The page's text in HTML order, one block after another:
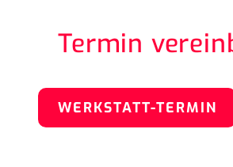
Termin
WERKSTATT-TERMIN